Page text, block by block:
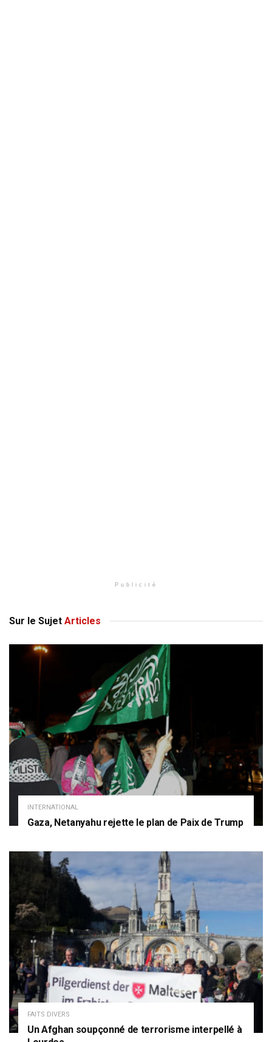
Publicité
Sur le Sujet Articles
INTERNATIONAL
Gaza, Netanyahu rejette le plan de Paix de Trump
FAITS DIVERS
Un Afghan soupçonné de terrorisme interpellé à